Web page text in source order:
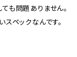
も問題ありません。
スペックなんです。